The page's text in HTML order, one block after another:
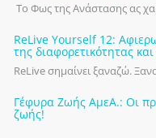
Το Φως της Ανάστασης ας
ReLive Yourself 12:
της διαφορετικότητας
ReLive σημαίνει ξαναζώ.
Γέφυρα Ζωής ΑμεΑ.: Οι
ζωής!